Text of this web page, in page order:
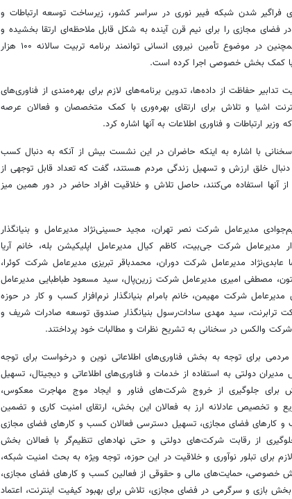
فراگیر شدن شبکه فیبر نوری در سراسر کشور، زیرساخت توسعه ارتباطات و
مجازی را برای نیم قرن آینده به شکل قابل ملاحظه‌ای ارتقا بخشیده و
تقویت می‌کند، اظهار داشت: دولت همچنین در موضوع تأمین نیروی انسانی توانمند برنامه تربیت سالانه ۱۰۰ هزار
کمک بخش خصوصی اجرا کرده است.
حفاظت از داده‌ها، تدوین برنامه‌های لازم برای بهره‌مندی از فناوری‌های
اشیا و تلاش برای ارتقای بهره‌وری با کمک متخصصان و فعالان عرصه
وزیر ارتباطات و فناوری اطلاعات به آنها اشاره کرد.
با اشاره به اینکه حاضران در این نشست بیش از آنکه به دنبال کسب
خلق ارزش و تسهیل زندگی مردم هستند، گفت که تعداد قابل توجهی از
از آنها استفاده می‌کنند، حاصل تلاش و خلاقیت افراد حاضر در دور همین میز
مدیرعامل شرکت نصر تهران، مجید حسینی‌نژاد مدیرعامل و بنیانگذار
مدیرعامل شرکت جی‌بیت، کاظم کیالمدیرعامل اپلیکیشن بله، خانم آریا
مدیرعامل شرکت دوران، محمدباقر تبریزی مدیرعامل شرکت کوئرا،
، مصطفی امیری مدیرعامل شرکت زرین‌پال، سید مسعود طباطبایی مدیرعامل
شرکت مهیمن، خانم بامرام بنیانگذار نرم‌افزار کسب و کار در حوزه
ترابرنت، سید مهدی سادات‌رسول بنیانگذار صندوق توسعه صادرات شریف و
شرکت والکس در سخنانی به تشریح نظرات و مطالبات خود پرداختند.
مردمی برای توجه به بخش فناوری‌های اطلاعاتی نوین و درخواست برای توجه
دولتی به استفاده از خدمات و فناوری‌های اطلاعاتی و دیجیتال، تسهیل
جلوگیری از خروج شرکت‌هایفناور و ایجاد موج مهاجرت معکوس،
و تخصیص عادلانه ارز به فعالان این بخش، ارتقای امنیت کاری و تضمین
و کارهای فضای مجازی، تسهیل دسترسی فعالان کسب و کارهای فضای مجازی
جلوگیری از رقابت شرکت‌های دولتی و حتی نهادهای تنظیم‌گر با فعالان بخش
برای تبلور نوآوری و خلاقیت در این حوزه، توجه ویژه به بحث امنیت شبکه،
خصوصی، حمایت‌های مالی و حقوقی از فعالین کسب و کارهای فضای مجازی،
بازی و سرگرمی در فضای مجازی، تلاش برای بهبود کیفیت اینترنت، اعتماد